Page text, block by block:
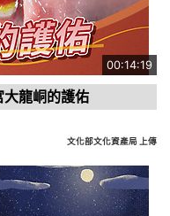
00:14:19
大龍峒的護佑
文化部文化資產局 上傳